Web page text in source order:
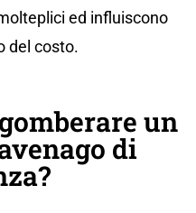
ed influiscono
del costo.
un
di